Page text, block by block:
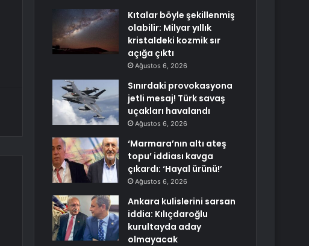
Kıtalar böyle şekillenmiş
olabilir: Milyar yıllık
kristaldeki kozmik sır
açığa çıktı
Ağustos 6, 2026
Sınırdaki provokasyona
jetli mesaj! Türk savaş
uçakları havalandı
Ağustos 6, 2026
‘Marmara’nın altı ateş
topu’ iddiası kavga
çıkardı: ‘Hayal ürünü!’
Ağustos 6, 2026
Ankara kulislerini sarsan
iddia: Kılıçdaroğlu
kurultayda aday
olmayacak